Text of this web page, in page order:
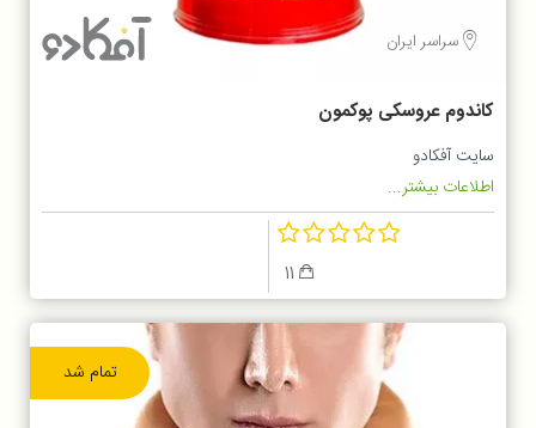
سراسر ایران
کاندوم عروسکی پوکمون
سایت آفکادو
اطلاعات بیشتر...
11
تمام شد